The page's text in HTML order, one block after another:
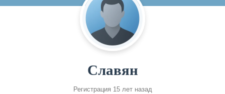
Славян
Регистрация 15 лет назад